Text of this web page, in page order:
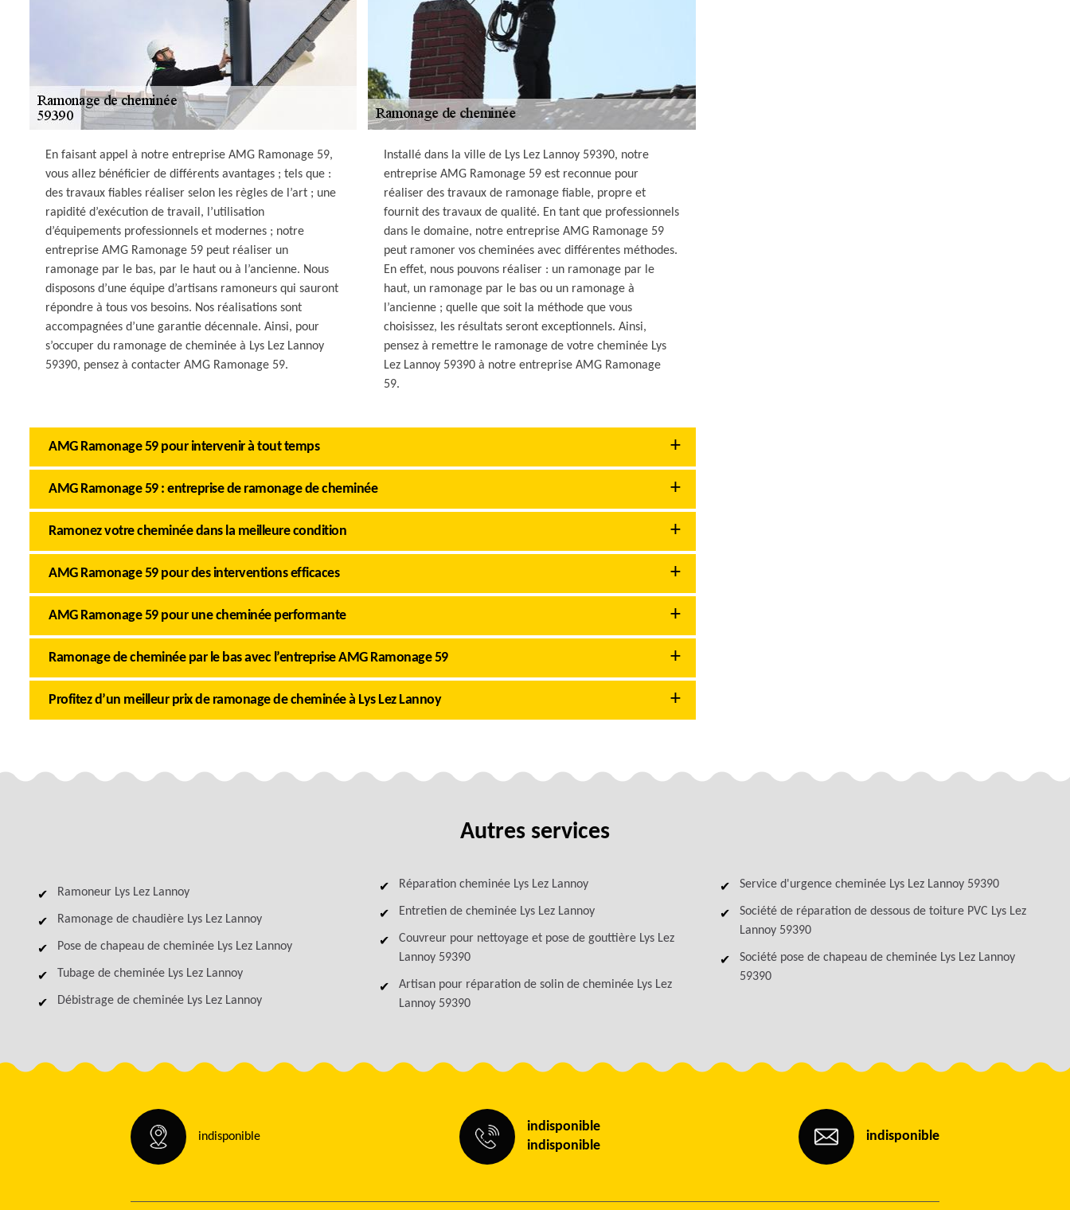
En faisant appel à notre entreprise AMG Ramonage 59,
vous allez bénéficier de différents avantages ; tels que :
des travaux fiables réaliser selon les règles de l’art ; une
rapidité d’exécution de travail, l’utilisation
d’équipements professionnels et modernes ; notre
entreprise AMG Ramonage 59 peut réaliser un
ramonage par le bas, par le haut ou à l’ancienne. Nous
disposons d’une équipe d’artisans ramoneurs qui sauront
répondre à tous vos besoins. Nos réalisations sont
accompagnées d’une garantie décennale. Ainsi, pour
s’occuper du ramonage de cheminée à Lys Lez Lannoy
59390, pensez à contacter AMG Ramonage 59.
Installé dans la ville de Lys Lez Lannoy 59390, notre
entreprise AMG Ramonage 59 est reconnue pour
réaliser des travaux de ramonage fiable, propre et
fournit des travaux de qualité. En tant que professionnels
dans le domaine, notre entreprise AMG Ramonage 59
peut ramoner vos cheminées avec différentes méthodes.
En effet, nous pouvons réaliser : un ramonage par le
haut, un ramonage par le bas ou un ramonage à
l’ancienne ; quelle que soit la méthode que vous
choisissez, les résultats seront exceptionnels. Ainsi,
pensez à remettre le ramonage de votre cheminée Lys
Lez Lannoy 59390 à notre entreprise AMG Ramonage
59.
AMG Ramonage 59 pour intervenir à tout temps
AMG Ramonage 59 : entreprise de ramonage de cheminée
Ramonez votre cheminée dans la meilleure condition
AMG Ramonage 59 pour des interventions efficaces
AMG Ramonage 59 pour une cheminée performante
Ramonage de cheminée par le bas avec l’entreprise AMG Ramonage 59
Profitez d’un meilleur prix de ramonage de cheminée à Lys Lez Lannoy
Autres services
Ramoneur Lys Lez Lannoy
Ramonage de chaudière Lys Lez Lannoy
Pose de chapeau de cheminée Lys Lez Lannoy
Tubage de cheminée Lys Lez Lannoy
Débistrage de cheminée Lys Lez Lannoy
Réparation cheminée Lys Lez Lannoy
Entretien de cheminée Lys Lez Lannoy
Couvreur pour nettoyage et pose de gouttière Lys Lez
Lannoy 59390
Artisan pour réparation de solin de cheminée Lys Lez
Lannoy 59390
Service d'urgence cheminée Lys Lez Lannoy 59390
Société de réparation de dessous de toiture PVC Lys Lez
Lannoy 59390
Société pose de chapeau de cheminée Lys Lez Lannoy
59390
indisponible
indisponible
indisponible
indisponible